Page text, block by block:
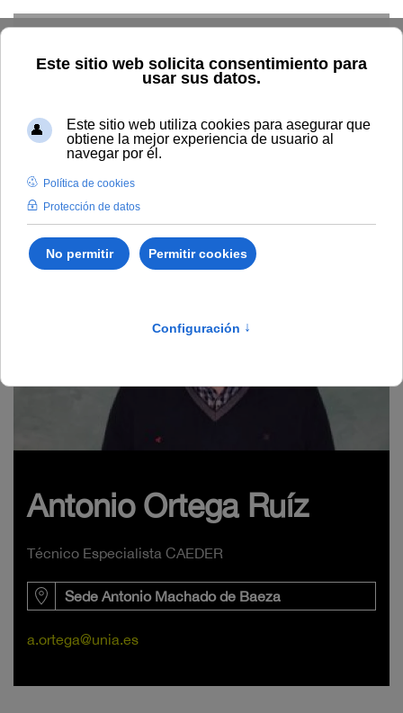
Home La UNIA Directorio Sede Baeza
Antonio
Ortega Ruíz
Antonio Ortega Ruíz
Técnico Especialista CAEDER
Sede Antonio Machado de Baeza
a.ortega@unia.es